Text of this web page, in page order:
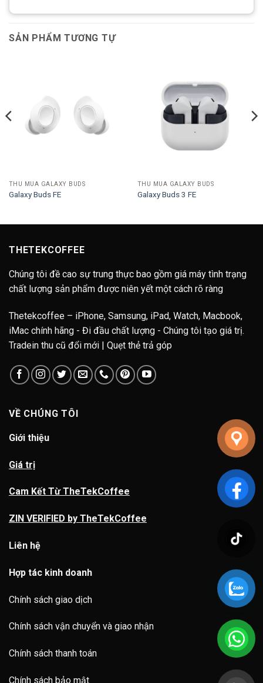
SẢN PHẨM TƯƠNG TỰ
THU MUA GALAXY BUDS
Galaxy Buds FE
THU MUA GALAXY BUDS
Galaxy Buds 3 FE
THETEKCOFFEE
Chúng tôi đề cao sự trung thực bao gồm giá máy tình trạng
chất lượng sản phẩm được niên yết một cách rõ ràng
Thetekcoffee – iPhone, Samsung, iPad, Watch, Macbook,
iMac chính hãng - Đi đầu chất lượng - Chúng tôi tạo giá trị.
Tradein thu cũ đổi mới | Quẹt thẻ trả góp
VỀ CHÚNG TÔI
Giới thiệu
Giá trị
Cam Kết Từ TheTekCoffee
ZIN VERIFIED by TheTekCoffee
Liên hệ
Hợp tác kinh doanh
Chính sách giao dịch
Chính sách vận chuyển và giao nhận
Chính sách thanh toán
Chính sách bảo mật